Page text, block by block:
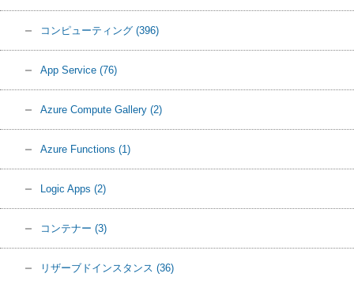
コンピューティング (396)
App Service (76)
Azure Compute Gallery (2)
Azure Functions (1)
Logic Apps (2)
コンテナー (3)
リザーブドインスタンス (36)